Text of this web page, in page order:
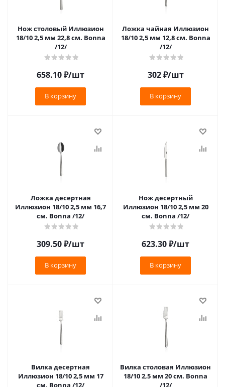
Нож столовый Иллюзион
18/10 2,5 мм 22,8 см. Bonna
/12/
658.10₽/шт
В корзину
Ложка чайная Иллюзион
18/10 2,5 мм 12,8 см. Bonna
/12/
302₽/шт
В корзину
Ложка десертная
Иллюзион 18/10 2,5 мм 16,7
см. Bonna /12/
309.50₽/шт
В корзину
Нож десертный
Иллюзион 18/10 2,5 мм 20
см. Bonna /12/
623.30₽/шт
В корзину
Вилка десертная
Иллюзион 18/10 2,5 мм 17
см. Bonna /12/
Вилка столовая Иллюзион
18/10 2,5 мм 20 см. Bonna
/12/